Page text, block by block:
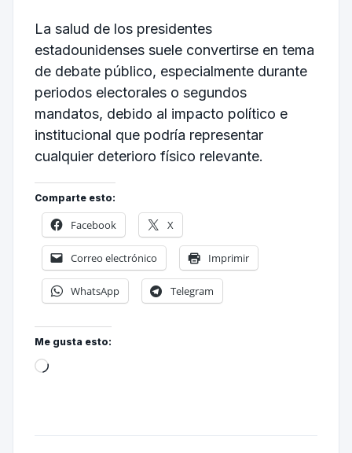
La salud de los presidentes
estadounidenses suele convertirse en tema
de debate público, especialmente durante
periodos electorales o segundos
mandatos, debido al impacto político e
institucional que podría representar
cualquier deterioro físico relevante.
Comparte esto:
Facebook X
Correo electrónico Imprimir
WhatsApp Telegram
Me gusta esto: